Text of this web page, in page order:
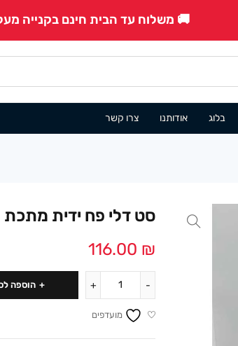
🚚 משלוח עד הבית חינם בקנייה מעל
בלוג אודותנו צרו קשר
סט דלי פח ידית מתכת
116.00 ₪
הוספה
מועדפים